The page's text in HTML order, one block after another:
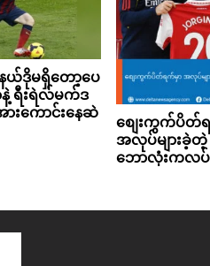
ယ်ဒိုမရှိတော့ပေ
ရီးရဲလ်မက်ဒ
းကောင်းနေဆဲ
စျေးကွက်ပိတ်
အလုပ်များခဲ့တဲ့
ဘောလုံးကလ